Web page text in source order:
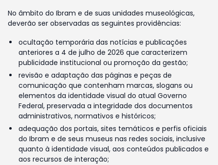
No âmbito do Ibram e de suas unidades museológicas,
deverão ser observadas as seguintes providências:
ocultação temporária das notícias e publicações
anteriores a 4 de julho de 2026 que caracterizem
publicidade institucional ou promoção da gestão;
revisão e adaptação das páginas e peças de
comunicação que contenham marcas, slogans ou
elementos da identidade visual do atual Governo
Federal, preservada a integridade dos documentos
administrativos, normativos e históricos;
adequação dos portais, sites temáticos e perfis oficiais
do Ibram e de seus museus nas redes sociais, inclusive
quanto à identidade visual, aos conteúdos publicados e
aos recursos de interação;